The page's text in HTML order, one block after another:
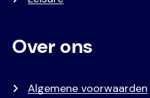
Over ons
Algemene voorwaarden